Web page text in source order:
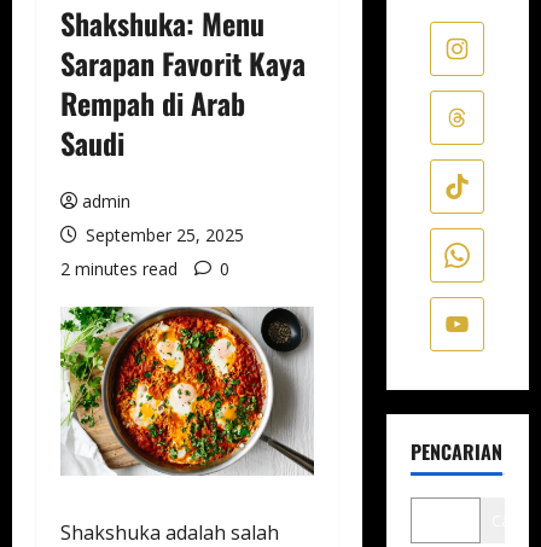
Shakshuka: Menu
Sarapan Favorit Kaya
Rempah di Arab
Saudi
admin
September 25, 2025
2 minutes read
0
Shakshuka adalah salah
PENCARIAN